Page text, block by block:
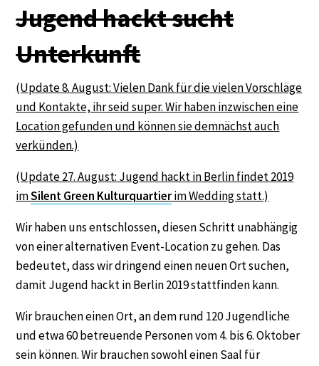
Jugend hackt sucht
Unterkunft
(Update 8. August: Vielen Dank für die vielen Vorschläge
und Kontakte, ihr seid super. Wir haben inzwischen eine
Location gefunden und können sie demnächst auch
verkünden.)
(Update 27. August: Jugend hackt in Berlin findet 2019
imSilent Green Kulturquartierim Wedding statt.)
Wir haben uns entschlossen, diesen Schritt unabhängig
von einer alternativen Event-Location zu gehen. Das
bedeutet, dass wir dringend einen neuen Ort suchen,
damit Jugend hackt in Berlin 2019 stattfinden kann.
Wir brauchen einen Ort, an dem rund 120 Jugendliche
und etwa 60 betreuende Personen vom 4. bis 6. Oktober
sein können. Wir brauchen sowohl einen Saal für